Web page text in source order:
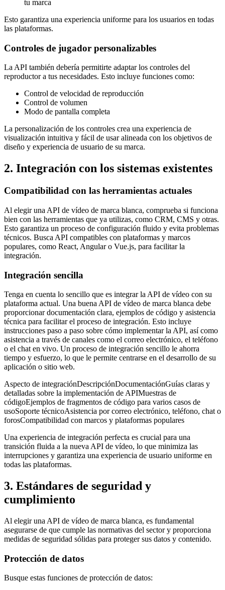
tu marca
Esto garantiza una experiencia uniforme para los usuarios en todas
las plataformas.
Controles de jugador personalizables
La API también debería permitirte adaptar los controles del
reproductor a tus necesidades. Esto incluye funciones como:
Control de velocidad de reproducción
Control de volumen
Modo de pantalla completa
La personalización de los controles crea una experiencia de
visualización intuitiva y fácil de usar alineada con los objetivos de
diseño y experiencia de usuario de su marca.
2. Integración con los sistemas existentes
Compatibilidad con las herramientas actuales
Al elegir una API de vídeo de marca blanca, comprueba si funciona
bien con las herramientas que ya utilizas, como CRM, CMS y otras.
Esto garantiza un proceso de configuración fluido y evita problemas
técnicos. Busca API compatibles con plataformas y marcos
populares, como React, Angular o Vue.js, para facilitar la
integración.
Integración sencilla
Tenga en cuenta lo sencillo que es integrar la API de vídeo con su
plataforma actual. Una buena API de vídeo de marca blanca debe
proporcionar documentación clara, ejemplos de código y asistencia
técnica para facilitar el proceso de integración. Esto incluye
instrucciones paso a paso sobre cómo implementar la API, así como
asistencia a través de canales como el correo electrónico, el teléfono
o el chat en vivo. Un proceso de integración sencillo le ahorra
tiempo y esfuerzo, lo que le permite centrarse en el desarrollo de su
aplicación o sitio web.
Aspecto de integraciónDescripciónDocumentaciónGuías claras y
detalladas sobre la implementación de APIMuestras de
códigoEjemplos de fragmentos de código para varios casos de
usoSoporte técnicoAsistencia por correo electrónico, teléfono, chat o
forosCompatibilidad con marcos y plataformas populares
Una experiencia de integración perfecta es crucial para una
transición fluida a la nueva API de vídeo, lo que minimiza las
interrupciones y garantiza una experiencia de usuario uniforme en
todas las plataformas.
3. Estándares de seguridad y
cumplimiento
Al elegir una API de vídeo de marca blanca, es fundamental
asegurarse de que cumple las normativas del sector y proporciona
medidas de seguridad sólidas para proteger sus datos y contenido.
Protección de datos
Busque estas funciones de protección de datos: